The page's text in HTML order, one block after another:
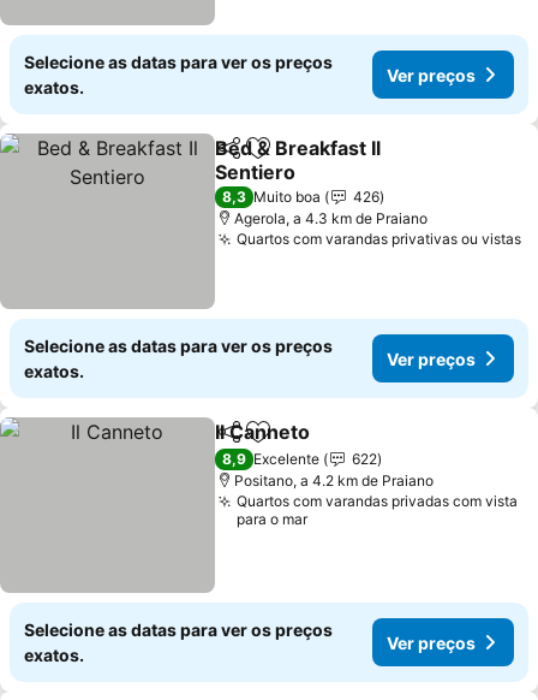
Selecione as datas para ver os preços
exatos.
Ver preços
PartilharAdicionar aos favoritos
Bed & Breakfast Il
Sentiero
Ver preços
8,3 Muito boa
426
Agerola, a 4.3 km de Praiano
Quartos com varandas privativas ou vistas
Selecione as datas para ver os preços
exatos.
Ver preços
PartilharAdicionar aos favoritos
Il Canneto
8,9 Excelente
622
Positano, a 4.2 km de Praiano
Quartos com varandas privadas com vista
para o mar
Selecione as datas para ver os preços
exatos.
Ver preços